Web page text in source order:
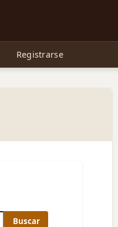
Registrarse
Buscar